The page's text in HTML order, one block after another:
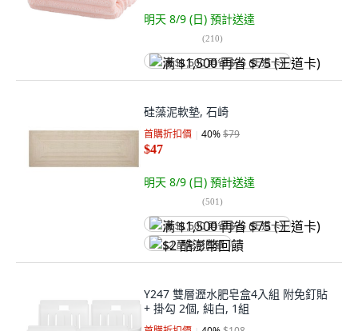
明天 8/9 (日) 預計送達
(210)
满 $1,500 再省 $75 (王道卡)
硅藻泥軟墊, 石崎
首購折扣價 40%$79
$47
明天 8/9 (日) 預計送達
(501)
满 $1,500 再省 $75 (王道卡)
$2 酷澎幣回饋
Y247 雙層瀝水肥皂盒4入組 附免釘貼
+ 掛勾 2個, 純白, 1組